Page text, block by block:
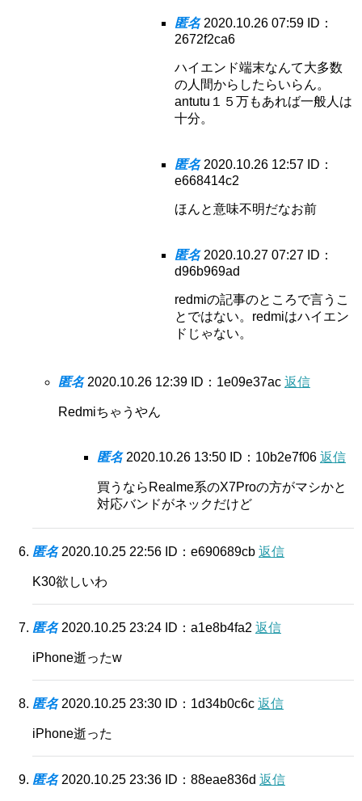
匿名 2020.10.26 07:59 ID：
2672f2ca6
ハイエンド端末なんて大多数
の人間からしたらいらん。
antutu１５万もあれば一般人は
十分。
匿名 2020.10.26 12:57 ID：
e668414c2
ほんと意味不明だなお前
匿名 2020.10.27 07:27 ID：
d96b969ad
redmiの記事のところで言うこ
とではない。redmiはハイエン
ドじゃない。
匿名 2020.10.26 12:39 ID：1e09e37ac 返信
Redmiちゃうやん
匿名 2020.10.26 13:50 ID：10b2e7f06 返信
買うならRealme系のX7Proの方がマシかと
対応バンドがネックだけど
匿名 2020.10.25 22:56 ID：e690689cb 返信
K30欲しいわ
匿名 2020.10.25 23:24 ID：a1e8b4fa2 返信
iPhone逝ったw
匿名 2020.10.25 23:30 ID：1d34b0c6c 返信
iPhone逝った
匿名 2020.10.25 23:36 ID：88eae836d 返信